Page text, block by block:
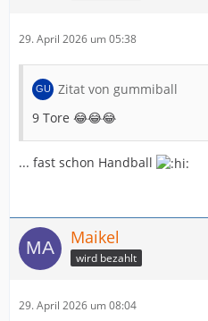
29. April 2026 um 05:38
Zitat von gummiball
9 Tore 😂😂😂
... fast schon Handball
Maikel
wird bezahlt
29. April 2026 um 08:04